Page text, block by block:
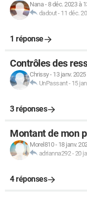
Nana-8 déc. 2023 à
dadout- 11 déc.
1 réponse
Contrôles des
Chrissy- 13 janv.
UnPassant- 15
3 réponses
Montant de mon
Morel810- 18 janv.
adrianna292-20
4 réponses